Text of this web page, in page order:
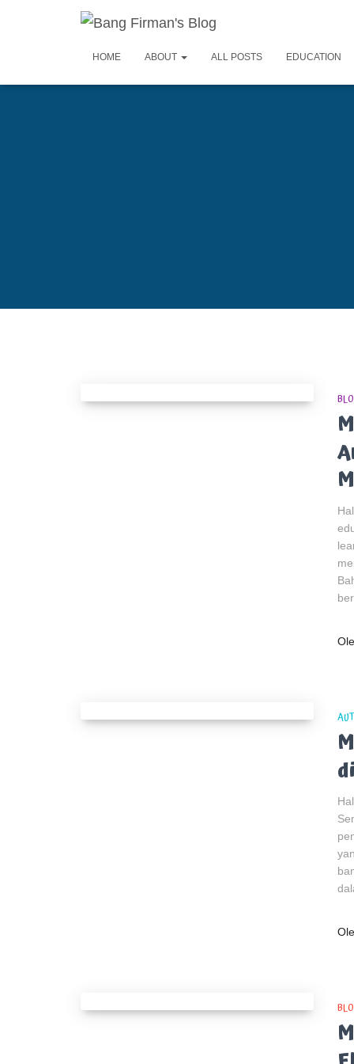
HOME ABOUT ALL POSTS EDUCATION